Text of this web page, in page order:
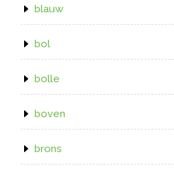
blauw
bol
bolle
boven
brons